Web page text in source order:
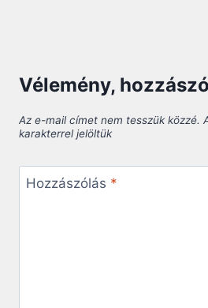
Vélemény,
Az e-mail címet nem tesszük közzé.
karakterrel jelöltük
Hozzászólás *